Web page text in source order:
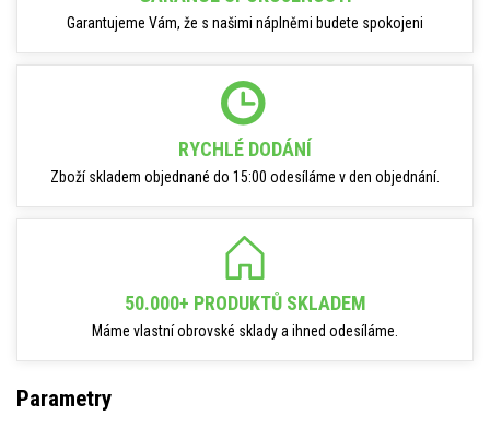
Garantujeme Vám, že s našimi náplněmi budete spokojeni
RYCHLÉ DODÁNÍ
Zboží skladem objednané do 15:00 odesíláme v den objednání.
50.000+ PRODUKTŮ SKLADEM
Máme vlastní obrovské sklady a ihned odesíláme.
Parametry